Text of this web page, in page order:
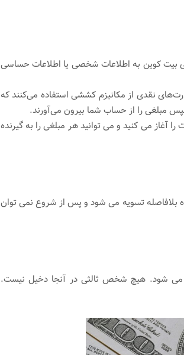
بیت کوین به اطلاعات شخصی یا اطلاعات حساسی
نقدی از مکانیزم کششی استفاده می‌کنند که
مبلغی را از حساب شما بیرون می‌آورند.
آغاز می کنید و می توانید هر مبلغی را به گیرنده
بلافاصله تسویه می شود و پس از شروع نمی توان
می شود. هیچ شخص ثالثی در آنجا دخیل نیست.